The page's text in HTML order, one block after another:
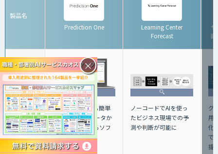
製品名
Prediction One
Learning Center
Forecast
サ
画
機能
専門家でなくても簡単
に操作でき、 データか
ら予測を算出するソフ
トウエア
ノーコードでAIを使っ
たビジネス現場での予
測や判断が可能に
グ
用
化
で"
提
×